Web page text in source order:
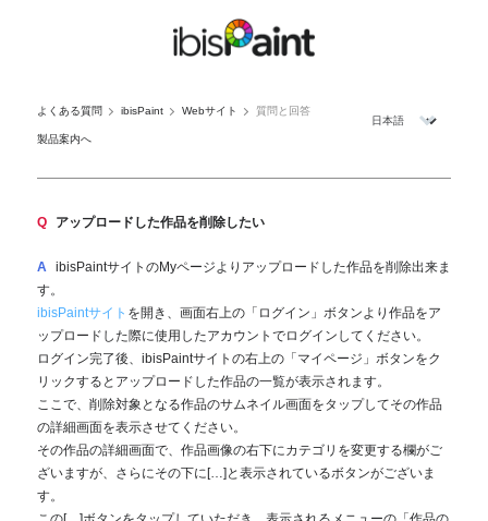
よくある質問 ibisPaint Webサイト 質問と回答
製品案内へ
Q アップロードした作品を削除したい
A
ibisPaintサイトのMyページよりアップロードした作品を削除出来ま
す。
ibisPaintサイト を開き、画面右上の「ログイン」ボタンより作品をア
ップロードした際に使用したアカウントでログインしてください。
ログイン完了後、ibisPaintサイトの右上の「マイページ」ボタンをク
リックするとアップロードした作品の一覧が表示されます。
ここで、削除対象となる作品のサムネイル画面をタップしてその作品
の詳細画面を表示させてください。
その作品の詳細画面で、作品画像の右下にカテゴリを変更する欄がご
ざいますが、さらにその下に[…]と表示されているボタンがございま
す。